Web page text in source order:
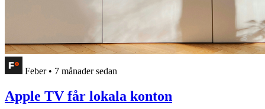
Feber • 7 månader sedan
Apple TV får lokala konton